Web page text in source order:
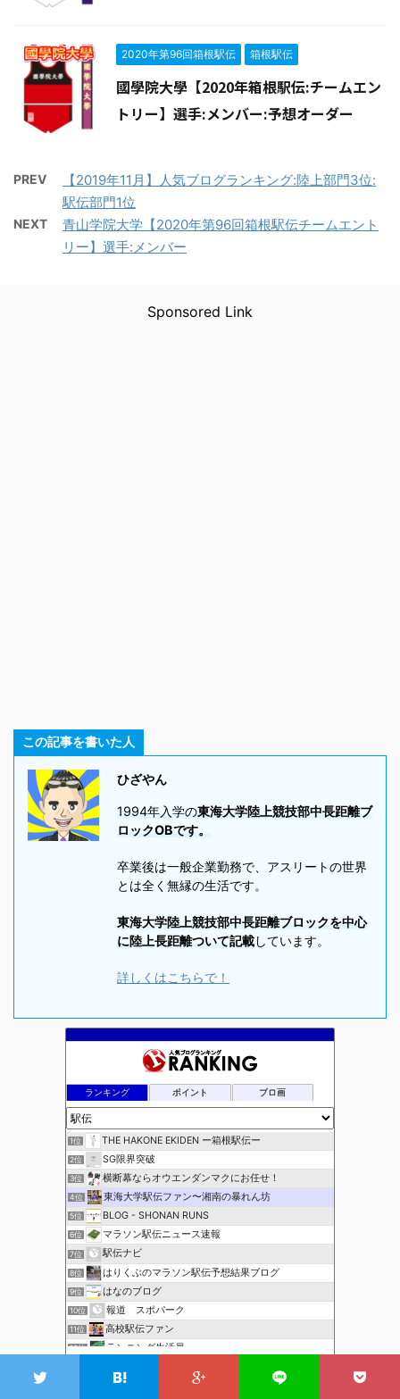
2020年第96回箱根駅伝 箱根駅伝
國學院大學【2020年箱根駅伝:チームエン
トリー】選手:メンバー:予想オーダー
PREV
【2019年11月】人気ブログランキング:陸上部門3位:
駅伝部門1位
NEXT
青山学院大学【2020年第96回箱根駅伝チームエント
リー】選手:メンバー
Sponsored Link
この記事を書いた人
ひざやん
1994年入学の東海大学陸上競技部中長距離ブ
ロックOBです。
卒業後は一般企業勤務で、アスリートの世界
とは全く無縁の生活です。
東海大学陸上競技部中長距離ブロックを中心
に陸上長距離ついて記載しています。
詳しくはこちらで！
ランキング ポイント ブロ画
1位 THE HAKONE EKIDEN ー箱根駅伝ー
2位 SG限界突破
3位 横断幕ならオウエンダンマクにお任せ！
4位 東海大学駅伝ファン〜湘南の暴れん坊
5位 BLOG - SHONAN RUNS
6位 マラソン駅伝ニュース速報
7位 駅伝ナビ
8位 はりくぶのマラソン駅伝予想結果ブログ
9位 はなのブログ
10位 報道 スポパーク
11位 高校駅伝ファン
12位 ランニング生活員
ブレインランナーズのマラソン日記